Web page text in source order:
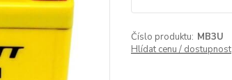
Číslo produktu: MB3U
Hlídat cenu / dostupnost